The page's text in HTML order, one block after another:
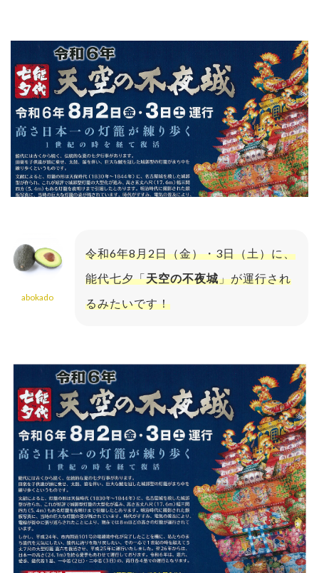
abokado
令和6年8月2日（金）・3日（土）に、
能代七夕「天空の不夜城」が運行され
るみたいです！